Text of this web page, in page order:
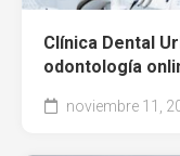
Clínica Dental
odontología
noviembre 11,